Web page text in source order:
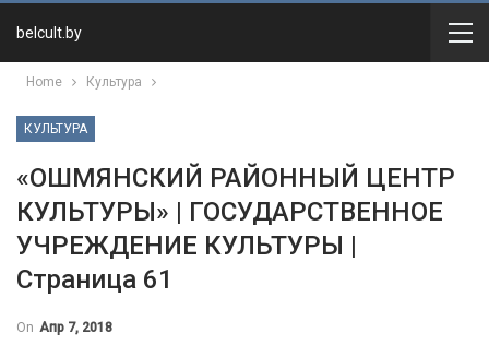
belcult.by
Home Культура
КУЛЬТУРА
«ОШМЯНСКИЙ РАЙОННЫЙ ЦЕНТР
КУЛЬТУРЫ» | ГОСУДАРСТВЕННОЕ
УЧРЕЖДЕНИЕ КУЛЬТУРЫ |
Страница 61
On Апр 7, 2018